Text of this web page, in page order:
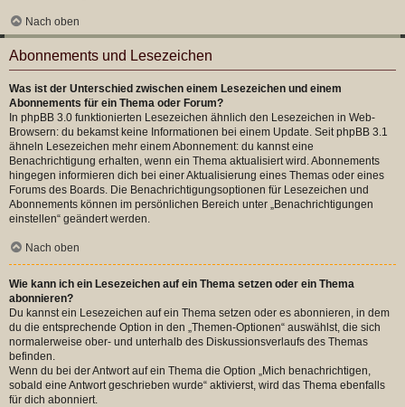
Nach oben
Abonnements und Lesezeichen
Was ist der Unterschied zwischen einem Lesezeichen und einem
Abonnements für ein Thema oder Forum?
In phpBB 3.0 funktionierten Lesezeichen ähnlich den Lesezeichen in Web-
Browsern: du bekamst keine Informationen bei einem Update. Seit phpBB 3.1
ähneln Lesezeichen mehr einem Abonnement: du kannst eine
Benachrichtigung erhalten, wenn ein Thema aktualisiert wird. Abonnements
hingegen informieren dich bei einer Aktualisierung eines Themas oder eines
Forums des Boards. Die Benachrichtigungsoptionen für Lesezeichen und
Abonnements können im persönlichen Bereich unter „Benachrichtigungen
einstellen“ geändert werden.
Nach oben
Wie kann ich ein Lesezeichen auf ein Thema setzen oder ein Thema
abonnieren?
Du kannst ein Lesezeichen auf ein Thema setzen oder es abonnieren, in dem
du die entsprechende Option in den „Themen-Optionen“ auswählst, die sich
normalerweise ober- und unterhalb des Diskussionsverlaufs des Themas
befinden.
Wenn du bei der Antwort auf ein Thema die Option „Mich benachrichtigen,
sobald eine Antwort geschrieben wurde“ aktivierst, wird das Thema ebenfalls
für dich abonniert.